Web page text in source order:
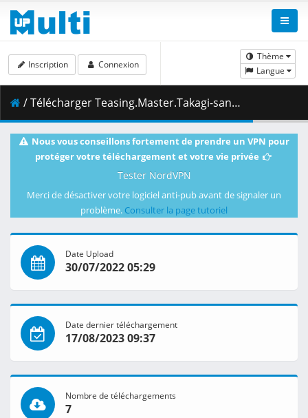
Thème
Langue
Inscription Connexion
/ Télécharger Teasing.Master.Takagi-san.S03E03.1080p.BluRay.10-Bit.Dual-Audio.AAC.FLAC2.0.x265-YURASUKA.mkv.002 ( 328.67 MB )
Nous vous conseillons fortement de prendre un VPN pour
protéger votre téléchargement et votre vie privée
Tester NordVPN
Merci de désactiver votre logiciel anti-pub avant de signaler un
problème. Consulter la page tutoriel
Date Upload
30/07/2022 05:29
Date dernier téléchargement
17/08/2023 09:37
Nombre de téléchargements
7